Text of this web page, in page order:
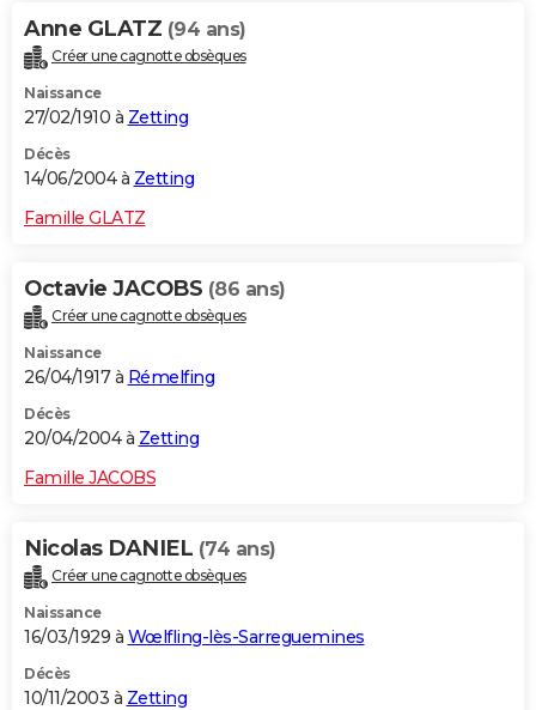
Anne GLATZ (94 ans)
Créer une cagnotte obsèques
Naissance
27/02/1910 à Zetting
Décès
14/06/2004 à Zetting
Famille GLATZ
Octavie JACOBS (86 ans)
Créer une cagnotte obsèques
Naissance
26/04/1917 à Rémelfing
Décès
20/04/2004 à Zetting
Famille JACOBS
Nicolas DANIEL (74 ans)
Créer une cagnotte obsèques
Naissance
16/03/1929 à Wœlfling-lès-Sarreguemines
Décès
10/11/2003 à Zetting